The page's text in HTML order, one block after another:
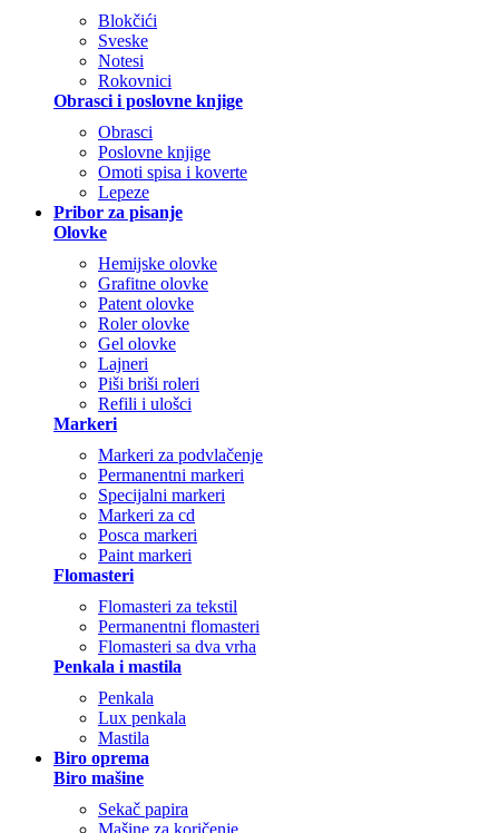
Blokčići
Sveske
Notesi
Rokovnici
Obrasci i poslovne knjige
Obrasci
Poslovne knjige
Omoti spisa i koverte
Lepeze
Pribor za pisanje
Olovke
Hemijske olovke
Grafitne olovke
Patent olovke
Roler olovke
Gel olovke
Lajneri
Piši briši roleri
Refili i ulošci
Markeri
Markeri za podvlačenje
Permanentni markeri
Specijalni markeri
Markeri za cd
Posca markeri
Paint markeri
Flomasteri
Flomasteri za tekstil
Permanentni flomasteri
Flomasteri sa dva vrha
Penkala i mastila
Penkala
Lux penkala
Mastila
Biro oprema
Biro mašine
Sekač papira
Mašine za koričenje